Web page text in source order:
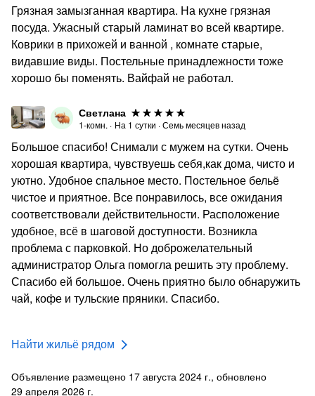
Грязная замызганная квартира. На кухне грязная
посуда. Ужасный старый ламинат во всей квартире.
Коврики в прихожей и ванной , комнате старые,
видавшие виды. Постельные принадлежности тоже
хорошо бы поменять. Вайфай не работал.
Светлана
1-комн. · На 1 сутки ·Семь месяцев назад
Большое спасибо! Снимали с мужем на сутки. Очень
хорошая квартира, чувствуешь себя,как дома, чисто и
уютно. Удобное спальное место. Постельное бельё
чистое и приятное. Все понравилось, все ожидания
соответствовали действительности. Расположение
удобное, всё в шаговой доступности. Возникла
проблема с парковкой. Но доброжелательный
администратор Ольга помогла решить эту проблему.
Спасибо ей большое. Очень приятно было обнаружить
чай, кофе и тульские пряники. Спасибо.
Найти жильё рядом
Объявление размещено 17 августа 2024 г., обновлено
29 апреля 2026 г.